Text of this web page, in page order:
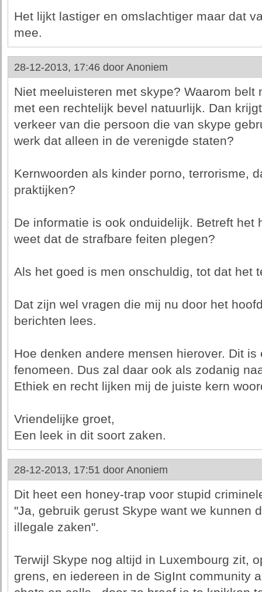
Het lijkt lastiger en omslachtiger maar dat
mee.
28-12-2013, 17:46 door Anoniem
Niet meeluisteren met skype? Waarom belt
met een rechtelijk bevel natuurlijk. Dan
verkeer van die persoon die van skype
werk dat alleen in de verenigde staten?
Kernwoorden als kinder porno, terrorisme,
praktijken?
De informatie is ook onduidelijk. Betreft het
weet dat de strafbare feiten plegen?
Als het goed is men onschuldig, tot dat het
Dat zijn wel vragen die mij nu door het
berichten lees.
Hoe denken andere mensen hierover. Dit
fenomeen. Dus zal daar ook als zodanig
Ethiek en recht lijken mij de juiste kern
Vriendelijke groet,
Een leek in dit soort zaken.
28-12-2013, 17:51 door Anoniem
Dit heet een honey-trap voor stupid
"Ja, gebruik gerust Skype want we kunnen
illegale zaken".
Terwijl Skype nog altijd in Luxembourg zit,
grens, en iedereen in de SigInt community